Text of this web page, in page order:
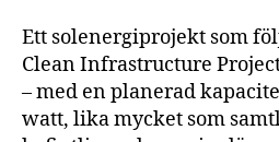
Ett solenergiprojekt som
Clean Infrastructure
– med en planerad
watt, lika mycket som